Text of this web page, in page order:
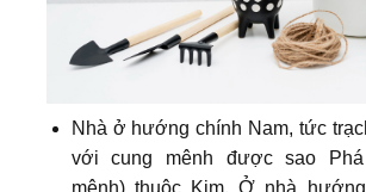
Nhà ở hướng chính Nam, tức
với cung mênh được sao Phá